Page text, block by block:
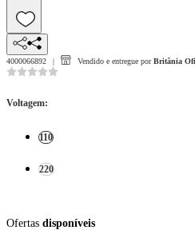
4000066892 Vendido e entregue por Britânia
Voltagem:
110
220
Ofertas disponíveis